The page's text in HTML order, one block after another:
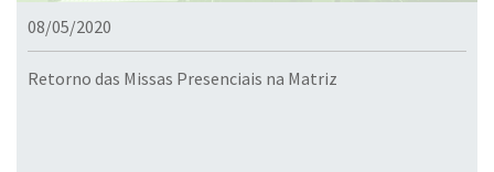
08/05/2020
Retorno das Missas Presenciais na Matriz